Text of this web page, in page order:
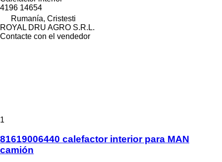
4196 14654
Rumanía, Cristesti
ROYAL DRU AGRO S.R.L.
Contacte con el vendedor
1
81619006440 calefactor interior para MAN
camión